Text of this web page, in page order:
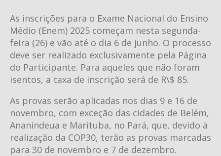
As inscrições para o Exame Nacional do Ensino
Médio (Enem) 2025 começam nesta segunda-
feira (26) e vão até o dia 6 de junho. O processo
deve ser realizado exclusivamente pela Página
do Participante. Para aqueles que não foram
isentos, a taxa de inscrição será de R\$ 85.
As provas serão aplicadas nos dias 9 e 16 de
novembro, com exceção das cidades de Belém,
Ananindeua e Marituba, no Pará, que, devido à
realização da COP30, terão as provas marcadas
para 30 de novembro e 7 de dezembro.